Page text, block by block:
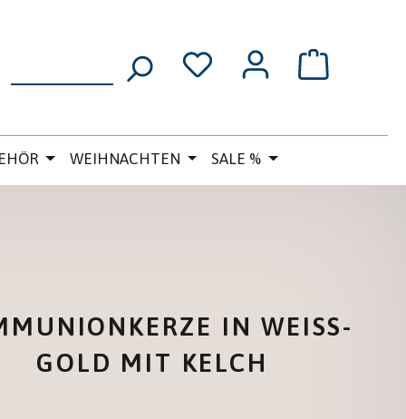
WEIHNACHTEN SALE %
IN WEISS-G
OLD MIT KELCH